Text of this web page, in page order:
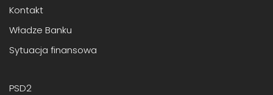
Kontakt
Władze Banku
Sytuacja finansowa
PSD2